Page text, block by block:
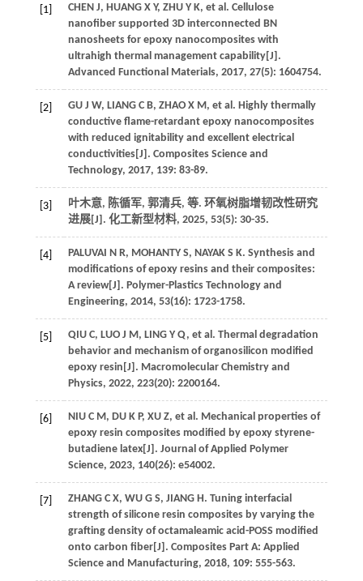
[1] CHEN J, HUANG X Y, ZHU Y K, et al . Cellulose
nanofiber supported 3D interconnected BN
nanosheets for epoxy nanocomposites with
ultrahigh thermal management capability[J].
Advanced Functional Materials, 2017, 27(5): 1604754.
[2] GU J W, LIANG C B, ZHAO X M , et al . Highly thermally
conductive flame-retardant epoxy nanocomposites
with reduced ignitability and excellent electrical
conductivities[J]. Composites Science and
Technology, 2017, 139: 83-89.
[3] 叶木意, 陈循军, 郭清兵, 等. 环氧树脂增韧改性研究
进展[J]. 化工新型材料, 2025, 53(5): 30-35.
[4] PALUVAI N R, MOHANTY S, NAYAK S K. Synthesis and
modifications of epoxy resins and their composites:
A review[J]. Polymer-Plastics Technology and
Engineering, 2014, 53(16): 1723-1758.
[5] QIU C, LUO J M , LING Y Q, et al . Thermal degradation
behavior and mechanism of organosilicon modified
epoxy resin[J]. Macromolecular Chemistry and
Physics, 2022, 223(20): 2200164.
[6] NIU C M , DU K P, XU Z, et al . Mechanical properties of
epoxy resin composites modified by epoxy styrene-
butadiene latex[J]. Journal of Applied Polymer
Science, 2023, 140(26): e54002.
[7] ZHANG C X, WU G S, JIANG H . Tuning interfacial
strength of silicone resin composites by varying the
grafting density of octamaleamic acid-POSS modified
onto carbon fiber[J]. Composites Part A: Applied
Science and Manufacturing, 2018, 109: 555-563.